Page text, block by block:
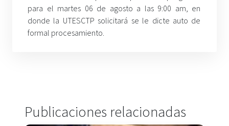
para el martes 06 de agosto a las 9:00 am, en
donde la UTESCTP solicitará se le dicte auto de
formal procesamiento.
Publicaciones relacionadas